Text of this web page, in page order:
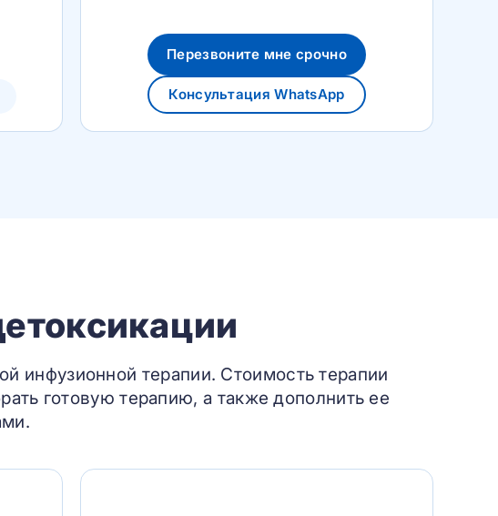
Перезвоните мне срочно
Консультация WhatsApp
инфузионной терапии. Стоимость терапии
готовую терапию, а также дополнить ее